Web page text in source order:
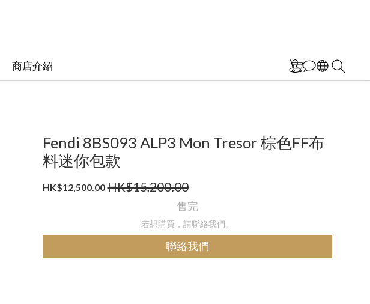
商店介紹
Fendi 8BS093 ALP3 Mon Tresor 棕色FF布
料迷你包款
HK$12,500.00 HK$15,200.00
售完
若想購買，請聯絡我們。
聯絡我們